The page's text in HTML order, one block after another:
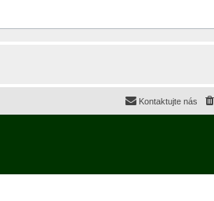
Kontaktujte nás